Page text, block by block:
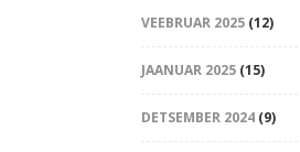
VEEBRUAR 2025(12)
JAANUAR 2025(15)
DETSEMBER 2024(9)